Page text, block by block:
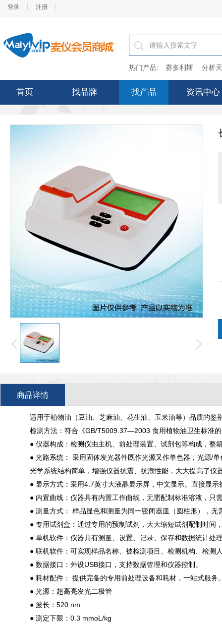
登录 注册
热门产品: 赛多利斯 分析
首页 找品牌 找产品 资讯中心
商品详情
适用于植物油（豆油、芝麻油、花生油、玉米油等）品质的鉴
检测方法：符合《GB/T5009.37—2003 食用植物油卫生标准
● 仪器构成：检测仪由主机、前处理装置、试剂包等构成，整
● 光路系统： 采用固体发光器件既作光源又作单色器，光源/
光学系统结构简单，增强仪器抗震、抗潮性能，大大提高了仪
● 显示方式：采用4.7英寸大液晶显示屏，中文显示。直接显
● 内置曲线：仪器具有内置工作曲线，无需配制标准溶液，只
● 测量方式： 样品显色和测量为同一密闭器皿（圆柱形），无
● 专用试剂盒：通过专用的预制试剂，大大缩短试剂配制时间
● 单机软件：仪器具有测量、设置、记录、保存和数据统计处
● 联机软件：可实现样品名称、被检测项目、检测机构、检测
● 数据接口：外设USB接口，支持数据管理和仪器控制。
● 耗材配件： 提供完备的专用前处理设备和耗材，一站式服务
● 光源：超高亮发光二极管
● 波长：520 nm
● 测定下限：0.3 mmoL/kg